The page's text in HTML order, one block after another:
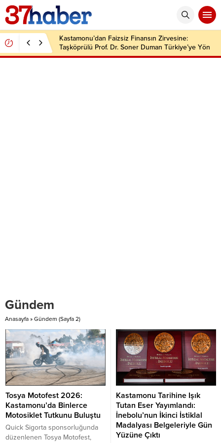
Kastamonu’dan Faizsiz Finansın Zirvesine:
Taşköprülü Prof. Dr. Soner Duman Türkiye’ye Yön
Veriyor
Gündem
Anasayfa » Gündem (Sayfa 2)
Tosya Motofest 2026:
Kastamonu’da Binlerce
Motosiklet Tutkunu Buluştu
Quick Sigorta sponsorluğunda
düzenlenen Tosya Motofest,
Kastamonu Tarihine Işık
Tutan Eser Yayımlandı:
İnebolu’nun İkinci İstiklal
Madalyası Belgeleriyle Gün
Yüzüne Çıktı